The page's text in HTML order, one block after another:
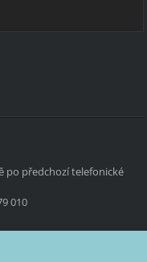
po předchozí telefonické
010